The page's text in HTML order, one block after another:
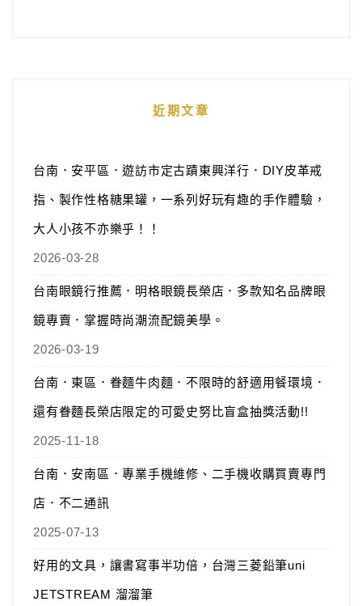
近期文章
台南．安平區．遊訪市定古蹟東興洋行．DIY皮革戒
指、製作性格糖果罐，一系列好玩有趣的手作體驗，
大人小孩不亦樂乎！！
2026-03-28
台南眼鏡行推薦．明格眼鏡長榮店．多款知名品牌眼
鏡專賣．掌握時尚潮流配鏡美學。
2026-03-19
台南．東區．眷麵牛肉麵．不限時的舒適用餐環境．
還有眷麵長榮店限定的可愛史努比盲盒抽獎活動!!
2025-11-18
台南．安南區．專業手機維修、二手機收購買賣專門
店．不二通訊
2025-07-13
好用的文具，讓書寫事半功倍，台灣三菱鉛筆uni
JETSTREAM 溜溜筆